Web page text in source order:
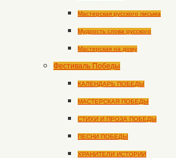
Мастерская русского письма
Мудрость слова русского
Мастерская на дому
Фестиваль Победы
КАЛЕНДАРЬ ПОБЕДЫ
МАСТЕРСКАЯ ПОБЕДЫ
СТИХИ И ПРОЗА ПОБЕДЫ
ПЕСНИ ПОБЕДЫ
ХРАНИТЕЛИ ИСТОРИИ